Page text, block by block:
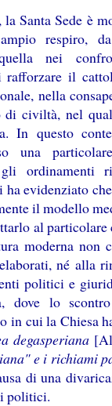
Santa Sede è
respiro,
nei
rafforzare il
nella
di civiltà, nel
In questo
una
ordinamenti
ha evidenziato
il modello
al particolare
moderna non
né alla
politici e
dove lo
in cui la Chiesa
degasperiana
e i richiami
di una
politici.